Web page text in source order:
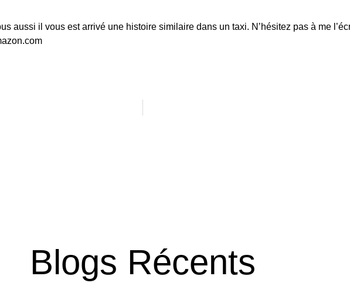
aussi il vous est arrivé une histoire similaire dans un taxi. N’hésitez pas à me
Blogs Récents